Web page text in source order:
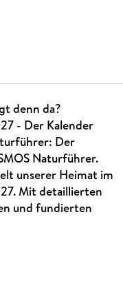
denn da?
- Der Kalender
Der
Naturführer.
unserer Heimat im
Mit detaillierten
und fundierten